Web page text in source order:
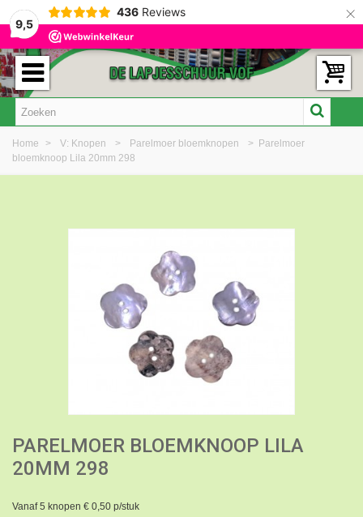
9,5
436 Reviews ×
Home > V: Knopen > Parelmoer bloemknopen > Parelmoer
bloemknoop Lila 20mm 298
PARELMOER BLOEMKNOOP LILA
20MM 298
Vanaf 5 knopen € 0,50 p/stuk